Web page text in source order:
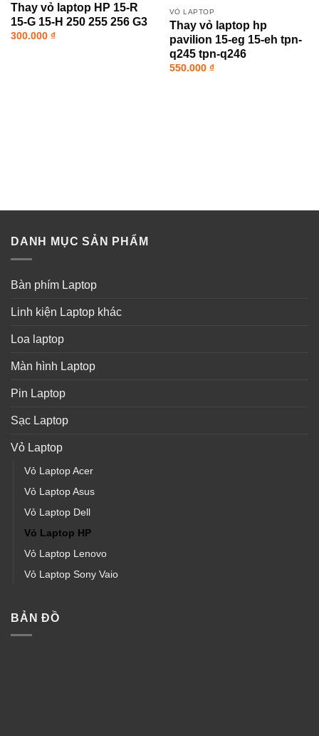
Thay vỏ laptop HP 15-R
15-G 15-H 250 255 256 G3
300.000 ₫
VỎ LAPTOP
Thay vỏ laptop hp
pavilion 15-eg 15-eh tpn-
q245 tpn-q246
550.000 ₫
DANH MỤC SẢN PHẨM
Bàn phím Laptop
Linh kiện Laptop khác
Loa laptop
Màn hình Laptop
Pin Laptop
Sạc Laptop
Vỏ Laptop
Vỏ Laptop Acer
Vỏ Laptop Asus
Vỏ Laptop Dell
Vỏ Laptop HP
Vỏ Laptop Lenovo
Vỏ Laptop Sony Vaio
BẢN ĐỒ